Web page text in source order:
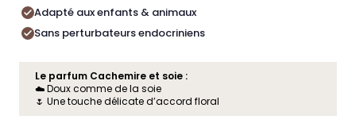
Adapté aux enfants & animaux
Sans perturbateurs endocriniens
Le parfum Cachemire et soie :
☁️ Doux comme de la soie
🌷 Une touche délicate d’accord floral